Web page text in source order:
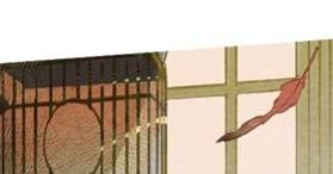
帶往樂園。有看法推測他們或許是一種妖。
模樣。不，應該說不可能看見。
。